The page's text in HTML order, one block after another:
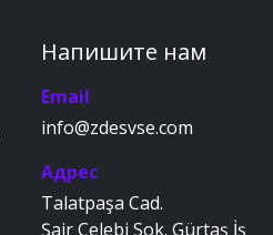
Напишите нам
Email
info@zdesvse.com
Адрес
Talatpaşa Cad.
Şair Çelebi Sok. Gürtaş İş